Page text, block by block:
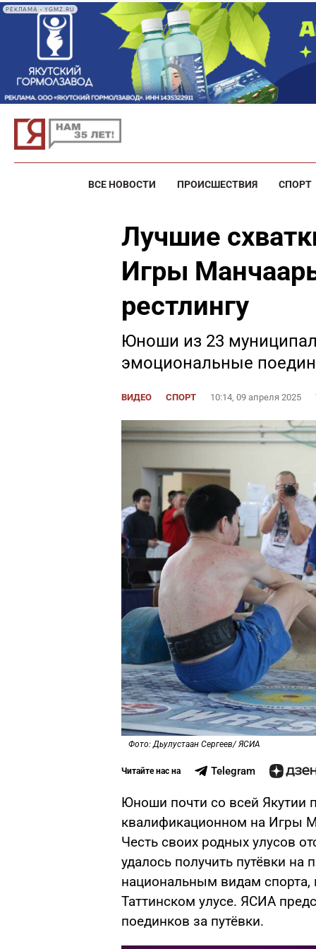
РЕКЛАМА • YGMZ.RU
ВСЕ НОВОСТИ ПРОИСШЕСТВИЯ СПОРТ
Лучшие
Игры
рестлингу
Юноши из 23
эмоциональные
ВИДЕО СПОРТ 10:14, 09 апреля 2025
Фото: Дьулустаан Сергеев/ ЯСИА
Читайте нас на Telegram
Юноши почти со всей Якутии
квалификационном на Игры
Честь своих родных улусов
удалось получить путёвки
национальным видам спорта,
Таттинском улусе. ЯСИА
поединков за путёвки.